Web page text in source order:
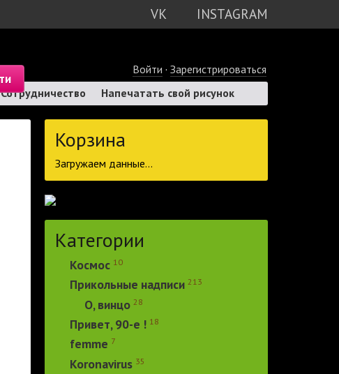
VK INSTAGRAM
Войти · Зарегистрироваться
Сотрудничество Напечатать свой рисунок
Корзина
Загружаем данные...
Категории
Космос 10
Прикольные надписи 213
О, винцо 28
Привет, 90-е ! 18
femme 7
Koronavirus 35